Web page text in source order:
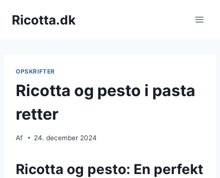
Ricotta.dk
OPSKRIFTER
Ricotta og pesto i pasta
retter
Af 24. december 2024
Ricotta og pesto: En perfekt